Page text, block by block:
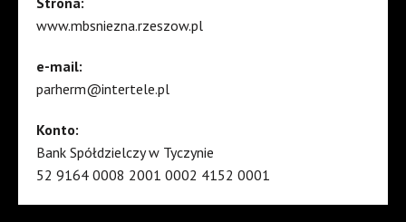
www.mbsniezna.rzeszow.pl
e-mail:
parherm@intertele.pl
Konto:
Bank Spółdzielczy w Tyczynie
52 9164 0008 2001 0002 4152 0001